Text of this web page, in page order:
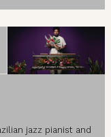
jazz pianist and